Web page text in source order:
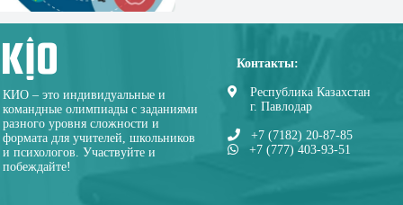
КИО – это индивидуальные и
командные олимпиады с заданиями
разного уровня сложности и
формата для учителей, школьников
и психологов. Участвуйте и
побеждайте!
Контакты:
Республика Казахстан
г. Павлодар
+7 (7182) 20-87-85
+7 (777) 403-93-51